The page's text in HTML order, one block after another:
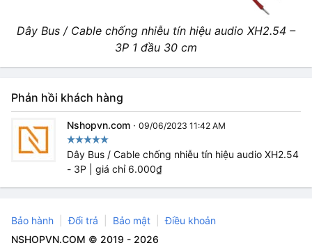
Dây Bus / Cable chống nhiễu tín hiệu audio XH2.54 –
3P 1 đầu 30 cm
Phản hồi khách hàng
Nshopvn.com · 09/06/2023 11:42 AM
Dây Bus / Cable chống nhiễu tín hiệu audio XH2.54
- 3P | giá chỉ 6.000₫
Bảo hành Đổi trả Bảo mật
Điều khoản
NSHOPVN.COM © 2019 - 2026